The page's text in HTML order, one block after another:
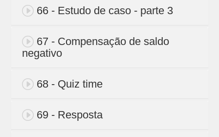
66 - Estudo de caso - parte 3
67 - Compensação de saldo
negativo
68 - Quiz time
69 - Resposta